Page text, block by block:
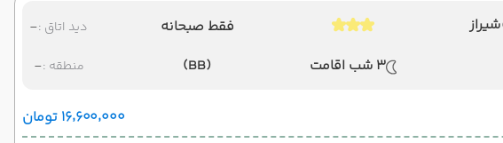
شیراز
3 شب اقامت
فقط صبحانه
(BB)
دید اتاق :-
منطقه :-
۱۶٬۶۰۰٬۰۰۰ تومان